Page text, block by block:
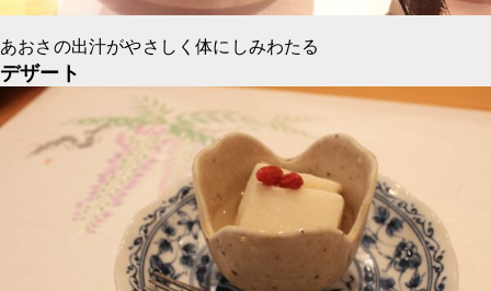
あおさの出汁がやさしく体にしみわたる
デザート